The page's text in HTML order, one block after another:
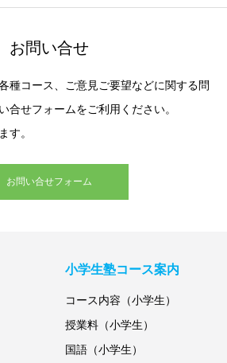
お問い合せ
種コース、ご意見ご要望などに関する問
合せフォームをご利用ください。
す。
お問い合せフォーム
小学生塾コース案内
コース内容（小学生）
授業料（小学生）
国語（小学生）